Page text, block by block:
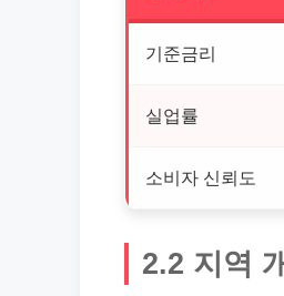
기준금리
실업률
소비자 신뢰도
2.2 지역